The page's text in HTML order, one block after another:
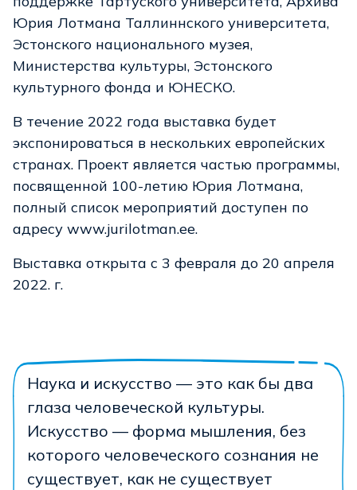
Юрия Лотмана Таллиннского университета,
Эстонского национального музея,
Министерства культуры, Эстонского
культурного фонда и ЮНЕСКО.
В течение 2022 года выставка будет
экспонироваться в нескольких европейских
странах. Проект является частью программы,
посвященной 100-летию Юрия Лотмана,
полный список мероприятий доступен по
адресу www.jurilotman.ee.
Выставка открыта с 3 февраля до 20 апреля
2022. г.
Наука и искусство — это как бы два
глаза человеческой культуры.
Искусство — форма мышления, без
которого человеческого сознания не
существует, как не существует